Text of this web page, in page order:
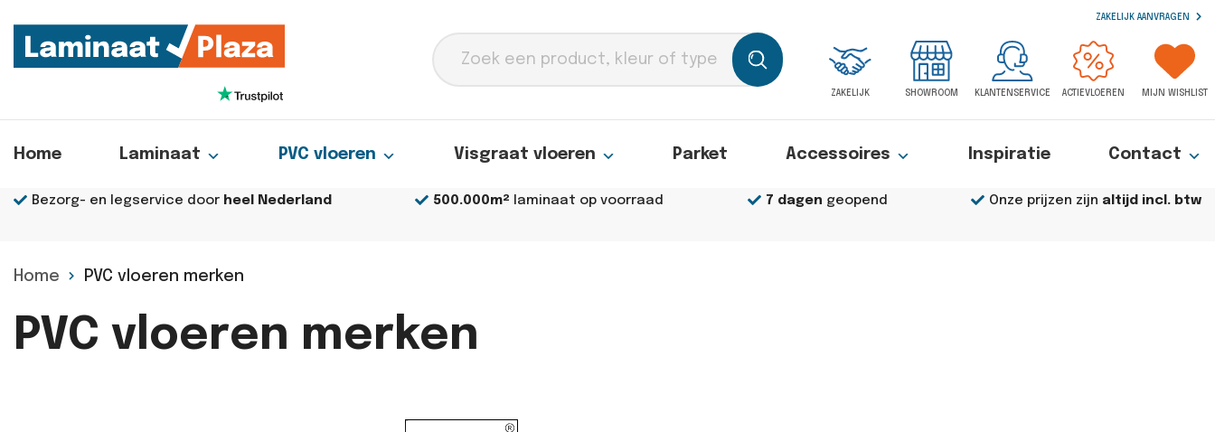
Producten
zoeken
ZAKELIJK AANVRAGEN
ZAKELIJK SHOWROOM KLANTENSERVICE ACTIEVLOEREN MIJN WISHLIST
Home Laminaat PVC vloeren Visgraat vloeren Parket Accessoires Inspiratie Contact
Bezorg- en legservice door heel Nederland 500.000m² laminaat op voorraad 7 dagen geopend Onze prijzen zijn altijd incl. btw
Home PVC vloeren merken
PVC vloeren merken